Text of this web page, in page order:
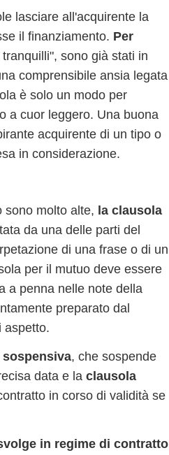
lasciare all'acquirente la
il finanziamento. Per
sono già stati in
comprensibile ansia legata
è solo un modo per
a cuor leggero. Una buona
acquirente di un tipo o
in considerazione.
sono molto alte, la clausola
da una delle parti del
di una frase o di un
per il mutuo deve essere
a penna nelle note della
preparato dal
aspetto.
sospensiva, che sospende
data e la clausola
in corso di validità se
in regime di contratto